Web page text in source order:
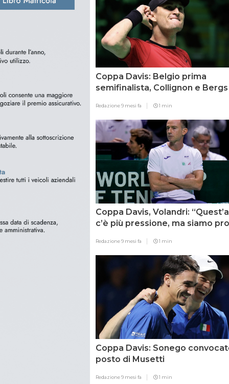
Coppa Davis: Belgio prima
semifinalista, Collignon e Bergs
Redazione9 mesi fa 1 min
Coppa Davis, Volandri:
c’è più pressione, ma siamo
Redazione9 mesi fa 1 min
Coppa Davis: Sonego
posto di Musetti
Redazione9 mesi fa 1 min